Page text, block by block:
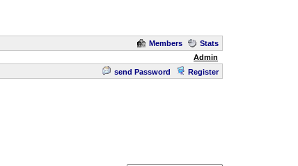
Members
Stats
Admin
send Password Register